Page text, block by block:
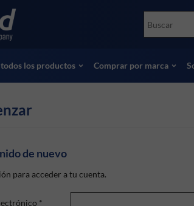
destructivos (NDT)
productos
Socomore
los productos Comprar por marca
de nuevo
para acceder a tu cuenta.
*